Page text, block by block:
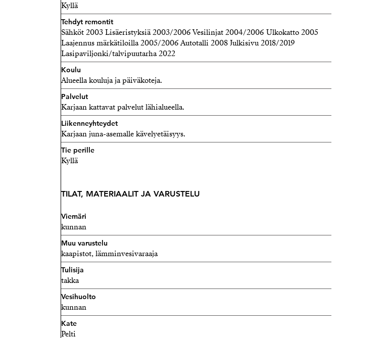
Kyllä
Tehdyt remontit
Sähköt 2003 Lisäeristyksiä 2003/2006 Vesilinjat 2004/2006 Ulkokatto 2005
Laajennus märkätiloilla 2005/2006 Autotalli 2008 Julkisivu 2018/2019
Lasipaviljonki/talvipuutarha 2022
Koulu
Alueella kouluja ja päiväkoteja.
Palvelut
Karjaan kattavat palvelut lähialueella.
Liikenneyhteydet
Karjaan juna-asemalle kävelyetäisyys.
Tie perille
Kyllä
TILAT, MATERIAALIT JA VARUSTELU
Viemäri
kunnan
Muu varustelu
kaapistot, lämminvesivaraaja
Tulisija
takka
Vesihuolto
kunnan
Kate
Pelti